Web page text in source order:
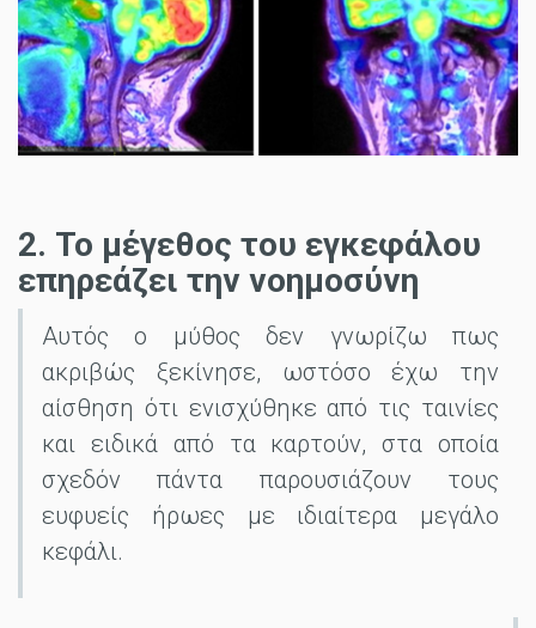
2. Το μέγεθος του εγκεφάλου
επηρεάζει την νοημοσύνη
Αυτός ο μύθος δεν γνωρίζω πως
ακριβώς ξεκίνησε, ωστόσο έχω την
αίσθηση ότι ενισχύθηκε από τις ταινίες
και ειδικά από τα καρτούν, στα οποία
σχεδόν πάντα παρουσιάζουν τους
ευφυείς ήρωες με ιδιαίτερα μεγάλο
κεφάλι.